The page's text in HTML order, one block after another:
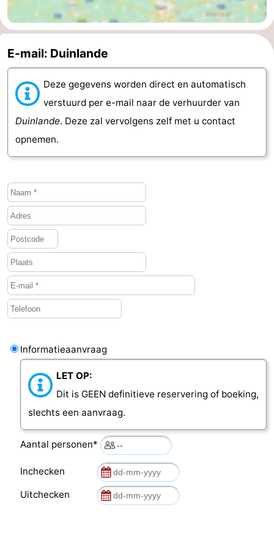
E-mail: Duinlande
Deze gegevens worden direct en automatisch
verstuurd per e-mail naar de verhuurder van
Duinlande. Deze zal vervolgens zelf met u contact
opnemen.
Informatieaanvraag
LET OP:
Dit is GEEN definitieve reservering of boeking,
slechts een aanvraag.
Aantal personen*
Inchecken
Uitchecken